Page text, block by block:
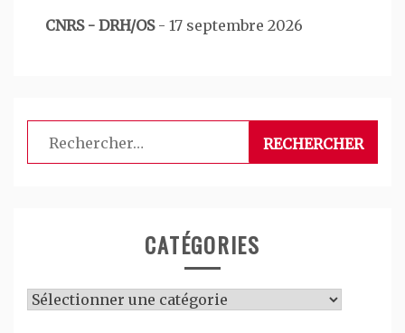
CNRS - DRH/OS- 17 septembre 2026
Rechercher :
CATÉGORIES
Catégories